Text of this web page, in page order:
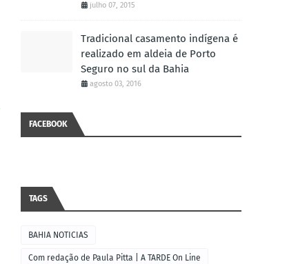
julho 07, 2015
Tradicional casamento indígena é
realizado em aldeia de Porto
Seguro no sul da Bahia
agosto 03, 2016
FACEBOOK
TAGS
BAHIA NOTICIAS
Com redação de Paula Pitta | A TARDE On Line